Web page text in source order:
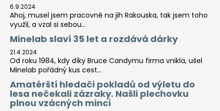
6.9.2024
Ahoj, musel jsem pracovně na jih Rakouska, tak jsem toho
využil, a vzal si sebou...
Minelab slaví 35 let a rozdává dárky
21.4.2024
Od roku 1984, kdy díky Bruce Candymu firma vnikla, ušel
Minelab pořádný kus cest...
Amatérští hledači pokladů od výletu do
lesa nečekali zázraky. Našli plechovku
plnou vzácných mincí